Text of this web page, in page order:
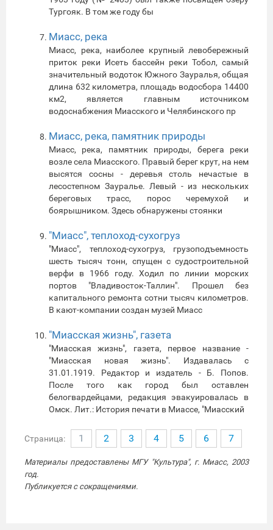
Тургояк. В том же году бы
Миасс, река
Миасс, река, наиболее крупный левобережный
приток реки Исеть бассейн реки Тобол, самый
значительный водоток Южного Зауралья, общая
длина 632 километра, площадь водосбора 14400
км2, является главным источником
водоснабжения Миасского и Челябинского пр
Миасс, река, памятник природы
Миасс, река, памятник природы, берега реки
возле села Миасского. Правый берег крут, на нем
высятся сосны - деревья столь нечастые в
лесостепном Зауралье. Левый - из нескольких
береговых трасс, порос черемухой и
боярышником. Здесь обнаружены стоянки
"Миасс", теплоход-сухогруз
"Миасс", теплоход-сухогруз, грузоподъемность
шесть тысяч тонн, спущен с судостроительной
верфи в 1966 году. Ходил по линии морских
портов "Владивосток-Таллин". Прошел без
капитального ремонта сотни тысяч километров.
В кают-компании создан музей Миасс
"Миасская жизнь", газета
"Миасская жизнь", газета, первое название -
"Миасская новая жизнь". Издавалась с
31.01.1919. Редактор и издатель - Б. Попов.
После того как город был оставлен
белогвардейцами, редакция эвакуировалась в
Омск. Лит.: История печати в Миассе, "Миасский
Страница: 1 2 3 4 5 6 7
Материалы предоставлены МГУ "Культура", г. Миасс, 2003
год.
Публикуется с сокращениями.